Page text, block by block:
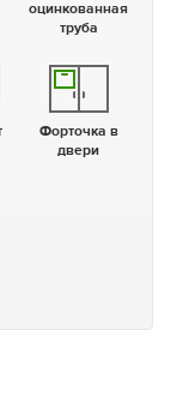
оцинкованная
труба
Форточка в
двери